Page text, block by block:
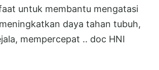
untuk membantu mengatasi
daya tahan tubuh,
mempercepat .. doc HNI